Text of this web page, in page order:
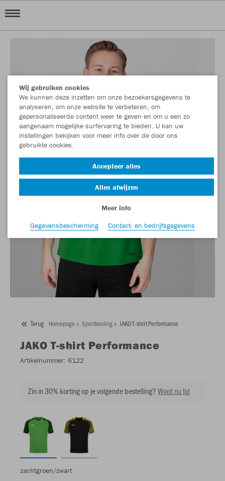
Terug Homepage Sportkleding JAKO T-shirt Performance
JAKO T-shirt Performance
Artikelnummer: 6122
Zin in 30% korting op je volgende bestelling?Word nu lid
zachtgroen/zwart
Wij gebruiken cookies
We kunnen deze inzetten om onze bezoekersgegevens te
analyseren, om onze website te verbeteren, om
gepersonaliseerde content weer te geven en om u een zo
aangenaam mogelijke surfervaring te bieden. U kan uw
instellingen bekijken voor meer info over de door ons
gebruikte cookies.
Accepteer alles
Alles afwijzen
Meer info
Gegevensbescherming
Contact- en bedrijfsgegevens